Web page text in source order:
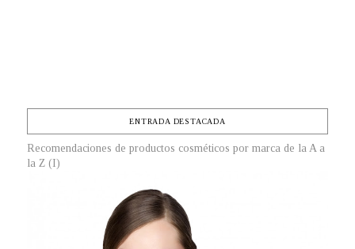
ENTRADA DESTACADA
Recomendaciones de productos cosméticos por marca de la A a
la Z (I)